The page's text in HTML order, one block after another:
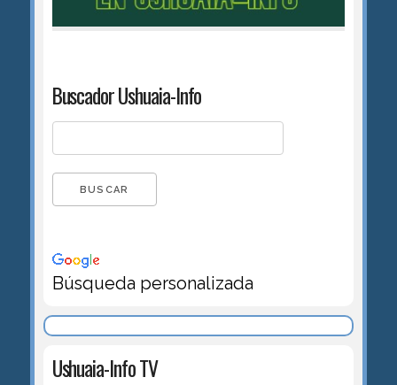
Buscador Ushuaia-Info
Búsqueda personalizada
Ushuaia-Info TV